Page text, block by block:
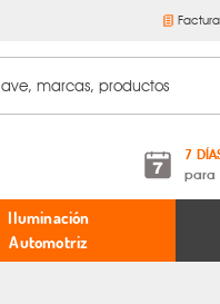
7
para
Términos y
Políticas de
Iluminación
Automotriz